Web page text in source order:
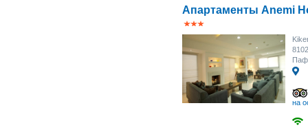
Апартаменты Anemi
на